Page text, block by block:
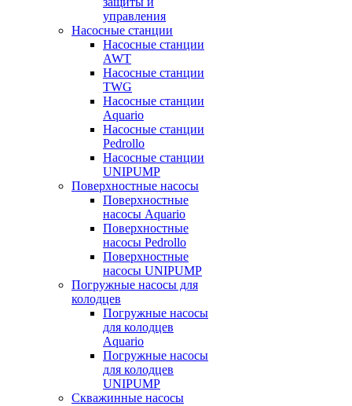
управления
Насосные станции
Насосные станции
AWT
Насосные станции
TWG
Насосные станции
Aquario
Насосные станции
Pedrollo
Насосные станции
UNIPUMP
Поверхностные насосы
Поверхностные
насосы Aquario
Поверхностные
насосы Pedrollo
Поверхностные
насосы UNIPUMP
Погружные насосы для
колодцев
Погружные насосы
для колодцев
Aquario
Погружные насосы
для колодцев
UNIPUMP
Скважинные насосы